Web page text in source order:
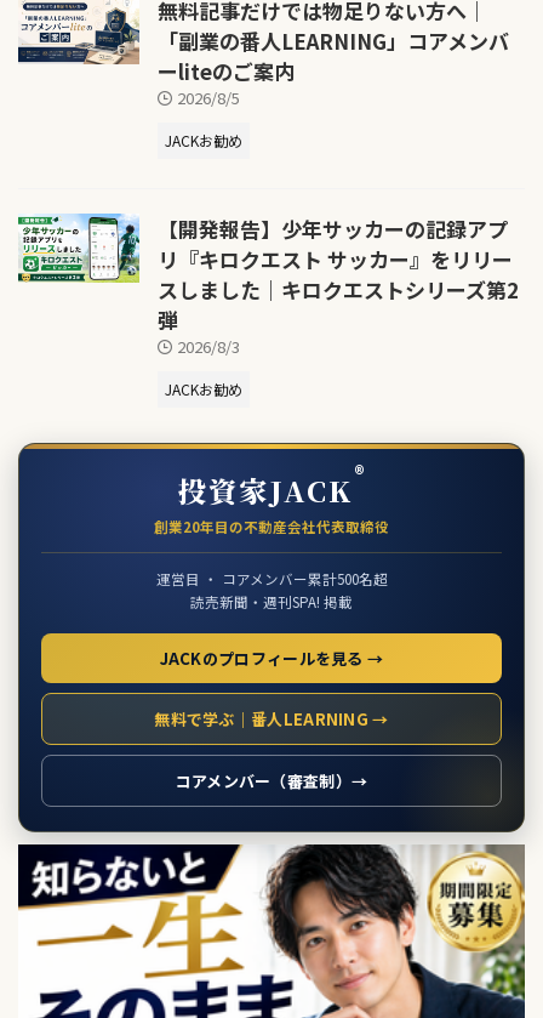
無料記事だけでは物足りない方へ｜
「副業の番人LEARNING」コアメンバ
ーliteのご案内
2026/8/5
JACKお勧め
【開発報告】少年サッカーの記録アプ
リ『キロクエスト サッカー』をリリー
スしました｜キロクエストシリーズ第2
弾
2026/8/3
JACKお勧め
投資家JACK®
創業20年目の不動産会社代表取締役
運営目 ・ コアメンバー累計500名超
読売新聞・週刊SPA! 掲載
JACKのプロフィールを見る →
無料で学ぶ｜番人LEARNING →
コアメンバー（審査制）→